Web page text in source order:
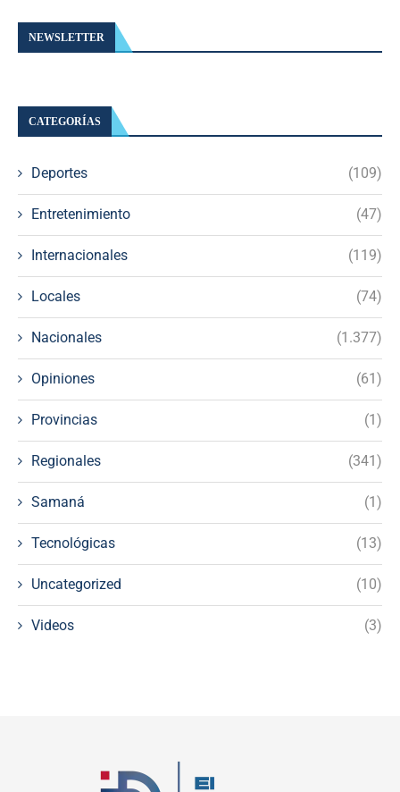
NEWSLETTER
CATEGORÍAS
Deportes (109)
Entretenimiento (47)
Internacionales (119)
Locales (74)
Nacionales (1.377)
Opiniones (61)
Provincias (1)
Regionales (341)
Samaná (1)
Tecnológicas (13)
Uncategorized (10)
Videos (3)